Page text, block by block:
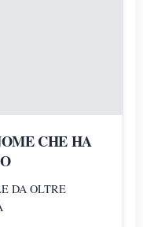
CHE HA
DA OLTRE